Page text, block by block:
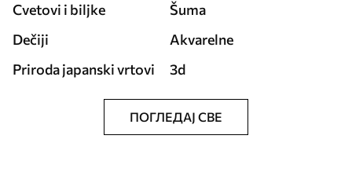
Cvetovi i biljke
Šuma
Dečiji
Akvarelne
Priroda japanski vrtovi
3d
ПОГЛЕДАЈ СВЕ